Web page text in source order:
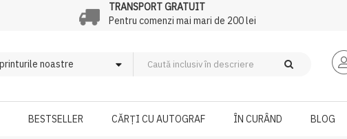
TRANSPORT GRATUIT
Pentru comenzi mai mari de 200 lei
BESTSELLER CĂRȚI CU AUTOGRAF ÎN CURÂND BLOG